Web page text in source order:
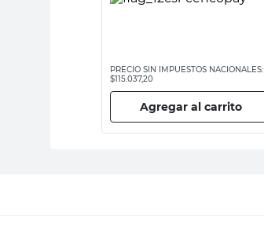
PRECIO SIN IMPUESTOS NACIONALES:
$115.037,20
Agregar al carrito